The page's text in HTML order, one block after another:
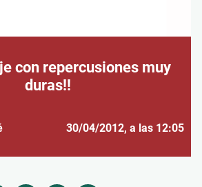
con repercusiones muy
duras!!
30/04/2012, a las 12:05